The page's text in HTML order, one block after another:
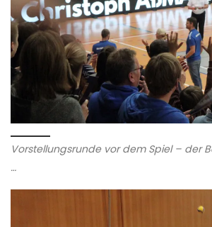
Vorstellungsrunde vor dem Spiel – der
…